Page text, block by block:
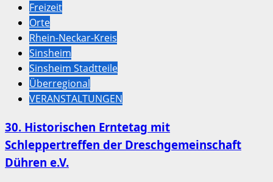
Freizeit
Orte
Rhein-Neckar-Kreis
Sinsheim
Sinsheim Stadtteile
Überregional
VERANSTALTUNGEN
30. Historischen Erntetag mit
Schleppertreffen der Dreschgemeinschaft
Dühren e.V.